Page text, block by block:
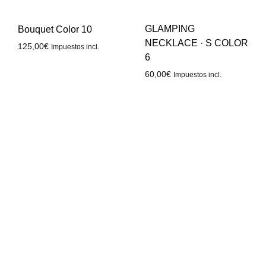
Bouquet Color 10
125,00€ Impuestos incl.
GLAMPING
NECKLACE · S COLOR
6
60,00€ Impuestos incl.